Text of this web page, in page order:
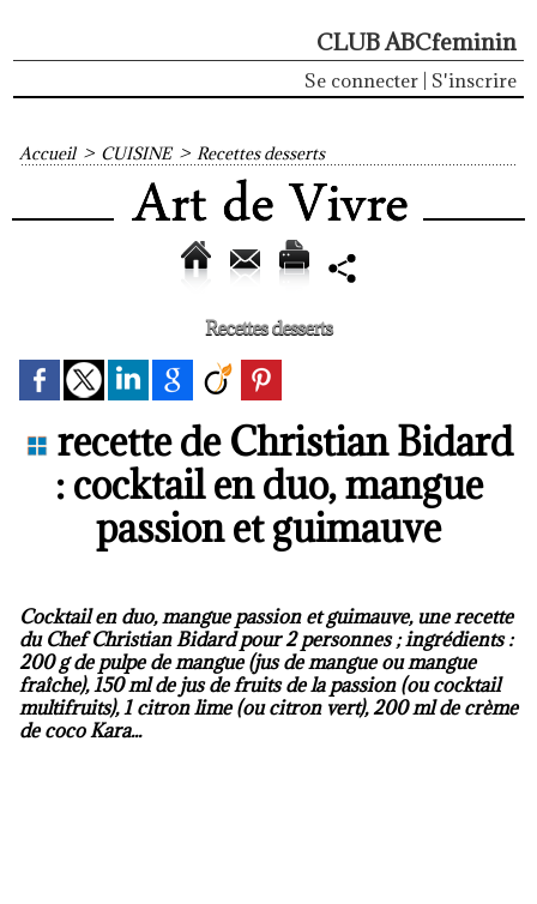
CLUB ABCfeminin
Se connecter S'inscrire
Accueil > CUISINE > Recettes desserts
Recettes desserts
recette de Christian Bidard
: cocktail en duo, mangue
passion et guimauve
Cocktail en duo, mangue passion et guimauve, une recette
du Chef Christian Bidard pour 2 personnes ; ingrédients :
200 g de pulpe de mangue (jus de mangue ou mangue
fraîche), 150 ml de jus de fruits de la passion (ou cocktail
multifruits), 1 citron lime (ou citron vert), 200 ml de crème
de coco Kara...